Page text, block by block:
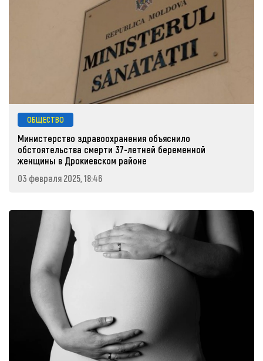
ОБЩЕСТВО
Министерство здравоохранения объяснило
обстоятельства смерти 37-летней беременной
женщины в Дрокиевском районе
03 февраля 2025, 18:46